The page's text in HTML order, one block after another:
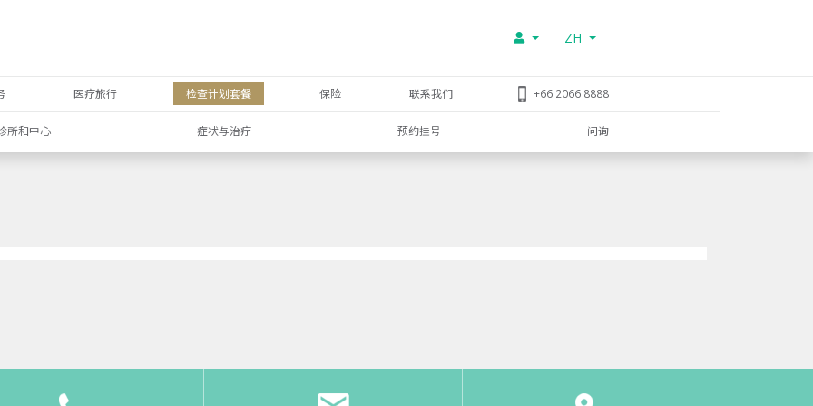
ZH
医疗旅行 检查计划套餐 保险 联系我们 +66 2066 8888
所和中心 症状与治疗 预约挂号 问询